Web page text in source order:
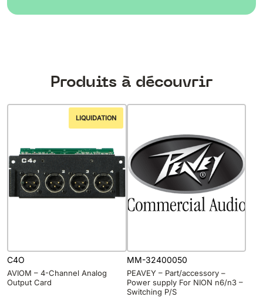
Produits à découvrir
LIQUIDATION
C4O
AVIOM – 4-Channel Analog
Output Card
MM-32400050
PEAVEY – Part/accessory –
Power supply For NION n6/n3 –
Switching P/S